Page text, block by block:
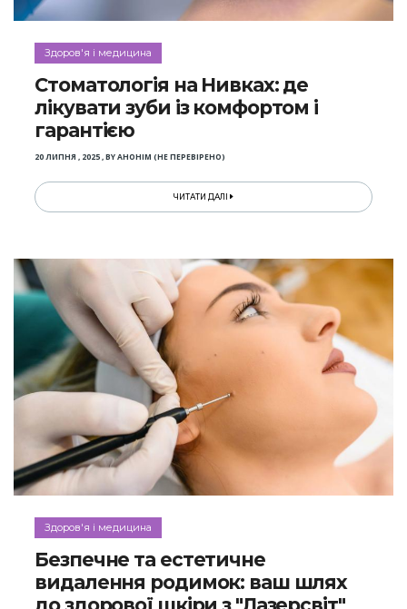
Здоров'я і медицина
Стоматологія на Нивках: де
лікувати зуби із комфортом і
гарантією
20 ЛИПНЯ , 2025,BYАНОНІМ (НЕ ПЕРЕВІРЕНО)
ЧИТАТИ ДАЛІ
Здоров'я і медицина
Безпечне та естетичне
видалення родимок: ваш шлях